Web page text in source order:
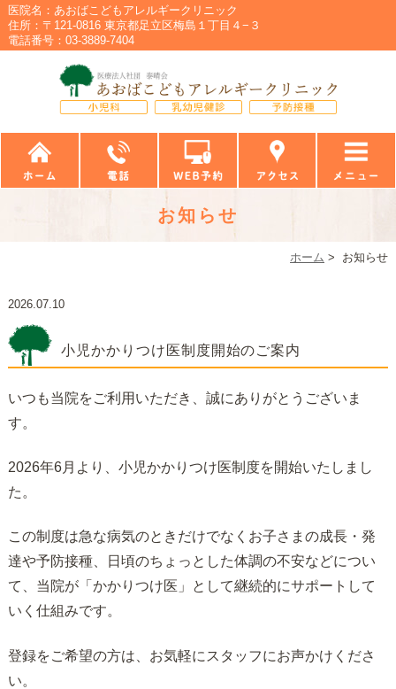
医院名：あおばこどもアレルギークリニック
住所：〒121-0816 東京都足立区梅島１丁目４−３
電話番号：03-3889-7404
お知らせ
ホーム > お知らせ
2026.07.10
小児かかりつけ医制度開始のご案内
いつも当院をご利用いただき、誠にありがとうございま
す。
2026年6月より、小児かかりつけ医制度を開始いたしまし
た。
この制度は急な病気のときだけでなくお子さまの成長・発
達や予防接種、日頃のちょっとした体調の不安などについ
て、当院が「かかりつけ医」として継続的にサポートして
いく仕組みです。
登録をご希望の方は、お気軽にスタッフにお声かけくださ
い。